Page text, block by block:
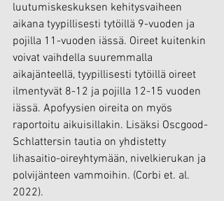
luutumiskeskuksen kehitysvaiheen
aikana tyypillisesti tytöillä 9-vuoden ja
pojilla 11-vuoden iässä. Oireet kuitenkin
voivat vaihdella suuremmalla
aikajänteellä, tyypillisesti tytöillä oireet
ilmentyvät 8-12 ja pojilla 12-15 vuoden
iässä. Apofyysien oireita on myös
raportoitu aikuisillakin. Lisäksi Oscgood-
Schlattersin tautia on yhdistetty
lihasaitio-oireyhtymään, nivelkierukan ja
polvijänteen vammoihin. (Corbi et. al.
2022).